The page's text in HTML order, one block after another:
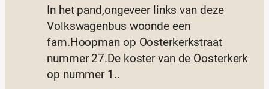
In het pand,ongeveer links van deze
Volkswagenbus woonde een
fam.Hoopman op Oosterkerkstraat
nummer 27.De koster van de Oosterkerk
op nummer 1..